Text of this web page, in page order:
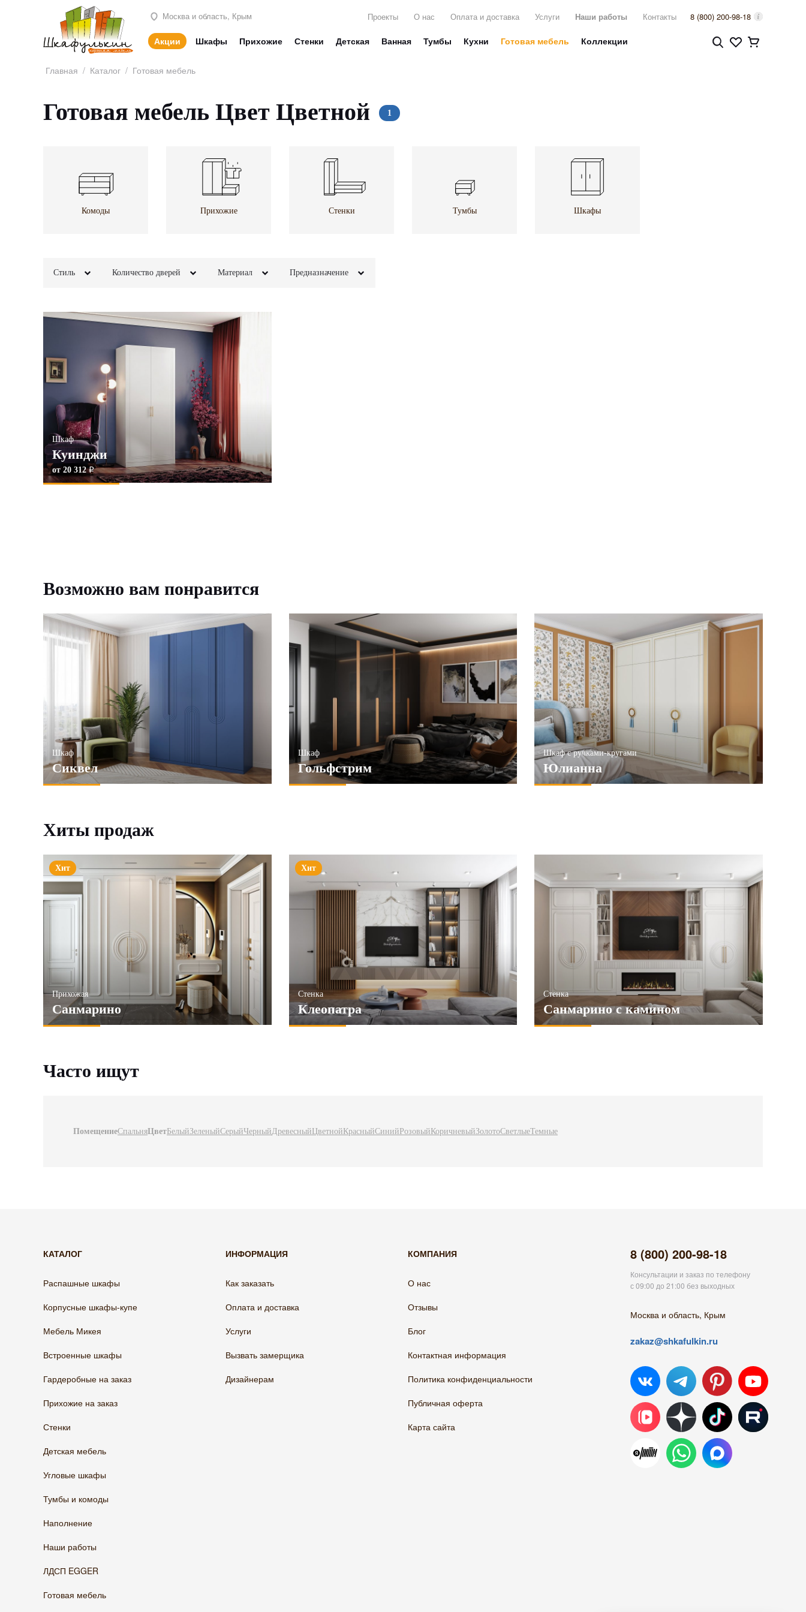
Москва и область, Крым Проекты О нас Оплата и доставка Услуги Наши работы Контакты 8 (800) 200-98-18
Акции Шкафы Прихожие Стенки Детская Ванная Тумбы Кухни Готовая мебель Коллекции
Главная / Каталог / Готовая мебель
Комоды Прихожие Стенки Тумбы Шкафы
Стиль
Классика
Современный
Прованс
Минимализм
Скандинавский
ПРИМЕНИТЬ
Количество дверей
2х створчатые
Материал
МДФ
ЛДСП
Матовые
Предназначение
Часто ищут
ПомещениеСпальняЦветБелыйЗеленыйСерыйЧерныйДревесныйЦветнойКрасныйСинийРозовыйКоричневыйЗолотоСветлыеТемные
Готовая мебель Цвет Цветной
Шкаф
Куинджи
от 20 312q
Возможно вам понравится
Шкаф
Сиквел
Шкаф
Гольфстрим
Шкаф с ручками-кругами
Юлианна
Хиты продаж
Хит
Прихожая
Санмарино
Хит
Стенка
Клеопатра
Стенка
Санмарино с камином
КАТАЛОГ
Распашные шкафы
Корпусные шкафы-купе
Мебель Микея
Встроенные шкафы
Гардеробные на заказ
Прихожие на заказ
Стенки
Детская мебель
Угловые шкафы
Тумбы и комоды
Наполнение
Наши работы
ЛДСП EGGER
Готовая мебель
ИНФОРМАЦИЯ
Как заказать
Оплата и доставка
Услуги
Вызвать замерщика
Дизайнерам
КОМПАНИЯ
О нас
Отзывы
Блог
Контактная информация
Политика конфиденциальности
Публичная оферта
Карта сайта
8 (800) 200-98-18
Консультации и заказ по телефону
с 09:00 до 21:00 без выходных
Москва и область, Крым
zakaz@shkafulkin.ru